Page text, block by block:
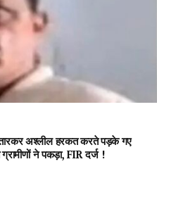
अश्लील हरकत करते पड़के गए
ने पकड़ा, FIR दर्ज !